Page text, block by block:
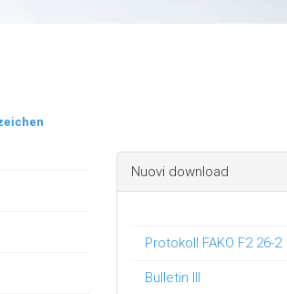
Nuovi download
Protokoll FAKO F2 26-2
Bulletin III